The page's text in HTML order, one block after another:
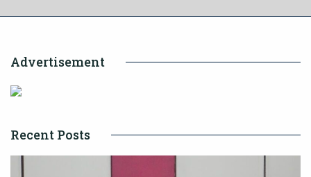
Advertisement
Recent Posts